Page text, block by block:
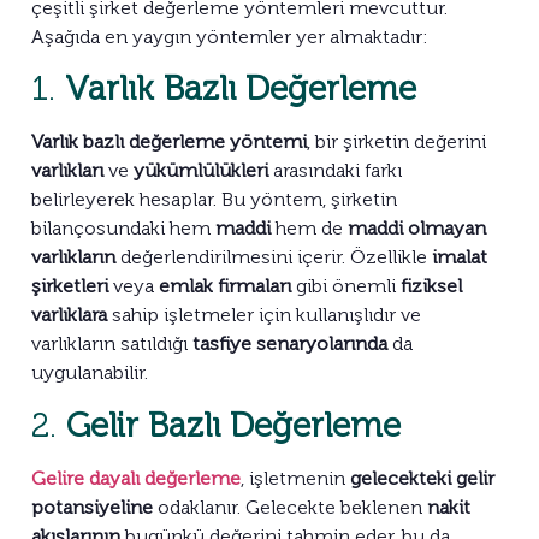
çeşitli şirket değerleme yöntemleri mevcuttur.
Aşağıda en yaygın yöntemler yer almaktadır:
1. Varlık Bazlı Değerleme
Varlık bazlı değerleme yöntemi, bir şirketin değerini
varlıklarıve yükümlülükleriarasındaki farkı
belirleyerek hesaplar. Bu yöntem, şirketin
bilançosundaki hem maddihem de maddi olmayan
varlıklarındeğerlendirilmesini içerir. Özellikle imalat
şirketleriveya emlak firmalarıgibi önemli fiziksel
varlıklarasahip işletmeler için kullanışlıdır ve
varlıkların satıldığı tasfiye senaryolarındada
uygulanabilir.
2. Gelir Bazlı Değerleme
Gelire dayalı değerleme , işletmenin gelecekteki gelir
potansiyeline odaklanır. Gelecekte beklenen nakit